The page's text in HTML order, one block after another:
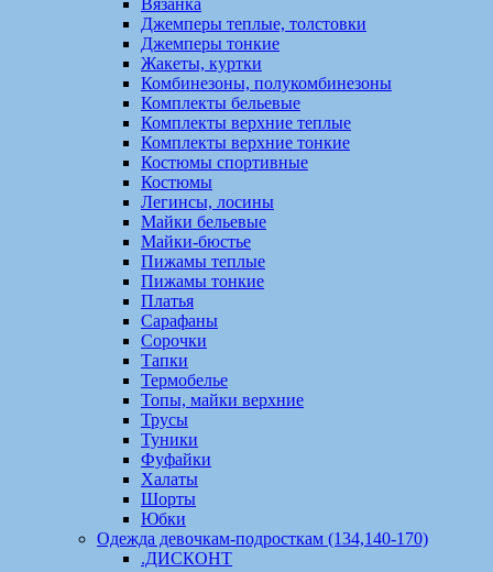
Вязанка
Джемперы теплые, толстовки
Джемперы тонкие
Жакеты, куртки
Комбинезоны, полукомбинезоны
Комплекты бельевые
Комплекты верхние теплые
Комплекты верхние тонкие
Костюмы спортивные
Костюмы
Легинсы, лосины
Майки бельевые
Майки-бюстье
Пижамы теплые
Пижамы тонкие
Платья
Сарафаны
Сорочки
Тапки
Термобелье
Топы, майки верхние
Трусы
Туники
Фуфайки
Халаты
Шорты
Юбки
Одежда девочкам-подросткам (134,140-170)
.ДИСКОНТ